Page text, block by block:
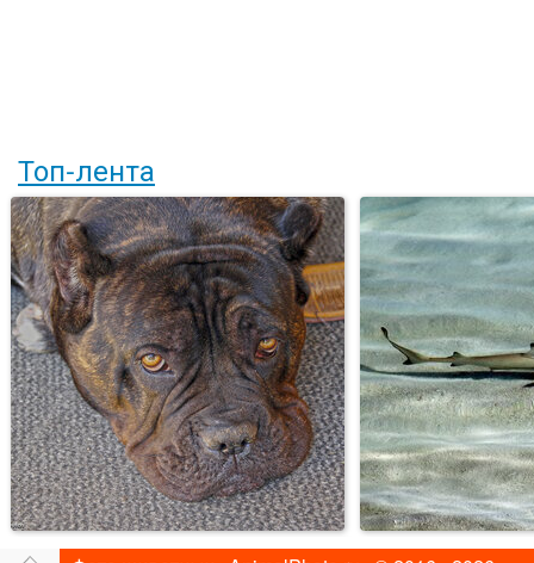
Топ-лента